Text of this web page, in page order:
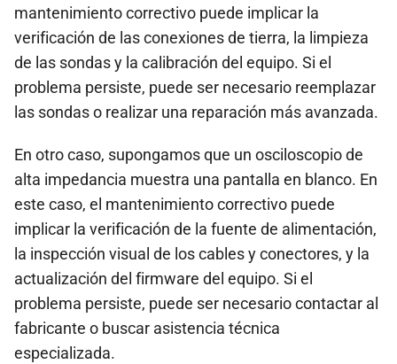
mantenimiento correctivo puede implicar la
verificación de las conexiones de tierra, la limpieza
de las sondas y la calibración del equipo. Si el
problema persiste, puede ser necesario reemplazar
las sondas o realizar una reparación más avanzada.
En otro caso, supongamos que un osciloscopio de
alta impedancia muestra una pantalla en blanco. En
este caso, el mantenimiento correctivo puede
implicar la verificación de la fuente de alimentación,
la inspección visual de los cables y conectores, y la
actualización del firmware del equipo. Si el
problema persiste, puede ser necesario contactar al
fabricante o buscar asistencia técnica
especializada.